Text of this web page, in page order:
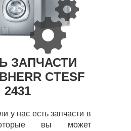
ЗАПЧАСТИ
CTESF
2431
у нас есть запчасти в
вы может